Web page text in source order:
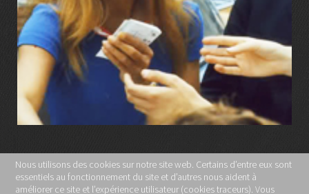
LIRE LA SUITE
MENTIONS LÉGALES
Nous utilisons des cookies sur notre site web. Certains d’entre eux sont
essentiels au fonctionnement du site et d’autres nous aident à
améliorer ce site et l’expérience utilisateur (cookies traceurs). Vous